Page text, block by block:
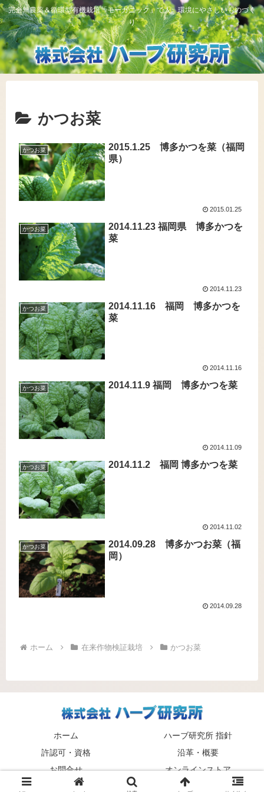
完全無農薬＆循環型有機栽培「モーガニック」で人、環境にやさしいものづく
り
かつお菜
かつお菜
2015.1.25 博多かつを菜（福岡
県）
2015.01.25
かつお菜
2014.11.23 福岡県 博多かつを
菜
2014.11.23
かつお菜
2014.11.16 福岡 博多かつを
菜
2014.11.16
かつお菜 2014.11.9 福岡 博多かつを菜
2014.11.09
かつお菜 2014.11.2 福岡 博多かつを菜
2014.11.02
かつお菜
2014.09.28 博多かつお菜（福
岡）
2014.09.28
ホーム 在来作物検証栽培 かつお菜
ホーム
ハーブ研究所 指針
許認可・資格
沿革・概要
お問合せ
オンラインストア
© 2010 株式会社 ハーブ研究所.